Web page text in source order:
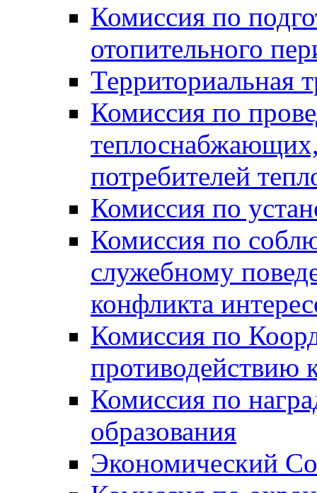
Комиссия по
отопительного
Территориальная
Комиссия по
потребителей
Комиссия по
Комиссия по
служебному
конфликта
Комиссия по
противодействию
Комиссия по
образования
Экономический